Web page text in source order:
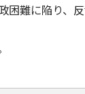
難に陥り、反